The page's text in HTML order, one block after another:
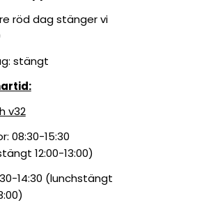
röd dag stänger vi
stängt
v32
08:30-15:30
12:00-13:00)
14:30 (lunchstängt